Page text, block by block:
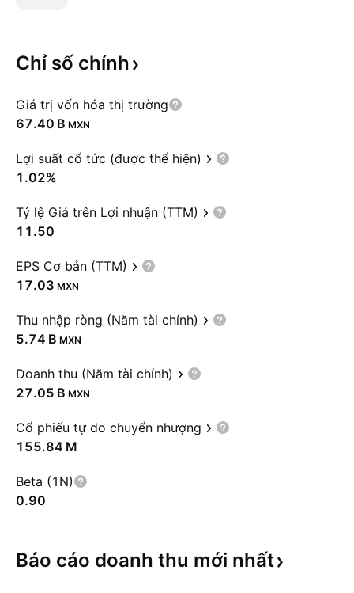
Chỉ số chính
Giá trị vốn hóa thị trường
‪67.40 B‬ MXN
Lợi suất cổ tức (được thể hiện)
1.02%
Tỷ lệ Giá trên Lợi nhuận (TTM)
11.50
EPS Cơ bản (TTM)
17.03 MXN
Thu nhập ròng (Năm tài chính)
‪5.74 B‬ MXN
Doanh thu (Năm tài chính)
‪27.05 B‬ MXN
Cổ phiếu tự do chuyển nhượng
‪155.84 M‬
Beta (1N)
0.90
Báo cáo doanh thu mới nhất